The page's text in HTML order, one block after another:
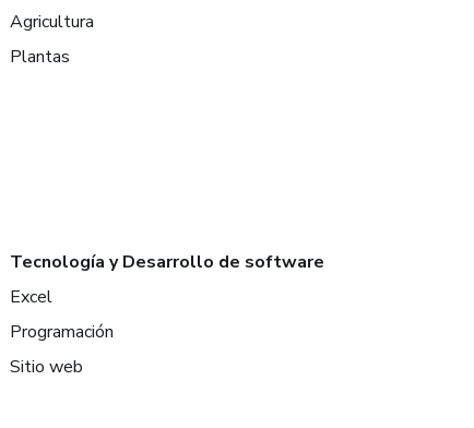
Agricultura
Plantas
Tecnología y Desarrollo de software
Excel
Programación
Sitio web